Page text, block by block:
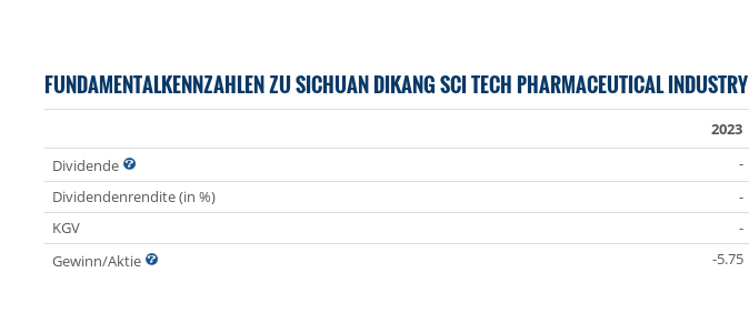
FUNDAMENTALKENNZAHLEN ZU SICHUAN DIKANG SCI TECH PHARMACEUTICAL INDUSTRY
2023
Dividende
-
Dividendenrendite (in %)
-
KGV
-
Gewinn/Aktie
-5.75